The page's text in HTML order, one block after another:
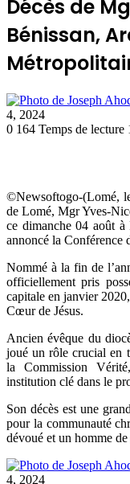
Décès de
Bénissan,
4, 2024
0 164 Temps de lecture
©Newsoftogo-(Lomé,
de Lomé, Mgr Yves-
ce dimanche 04 août à
annoncé la Conférence
Nommé à la fin de
officiellement pris
capitale en janvier
Cœur de Jésus.
Ancien évêque du
joué un rôle crucial en
la Commission
institution clé dans le
Son décès est une
pour la communauté
dévoué et un homme
4, 2024